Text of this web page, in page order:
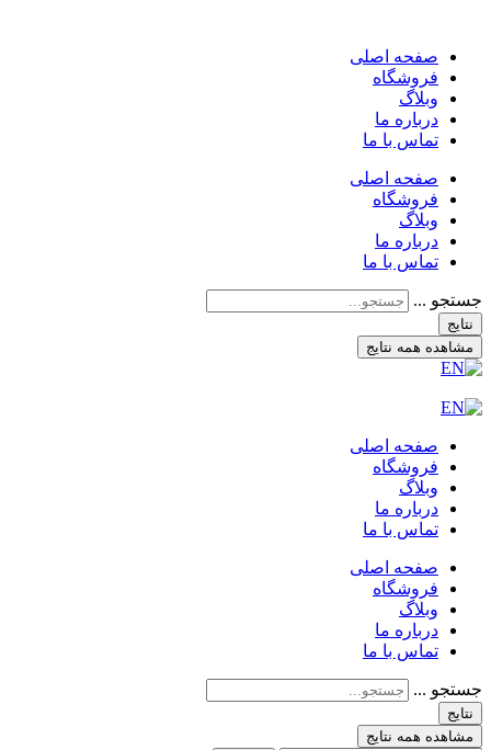
صفحه اصلی
فروشگاه
وبلاگ
درباره ما
تماس با ما
صفحه اصلی
فروشگاه
وبلاگ
درباره ما
تماس با ما
جستجو ...
نتایج
مشاهده همه نتایج
صفحه اصلی
فروشگاه
وبلاگ
درباره ما
تماس با ما
صفحه اصلی
فروشگاه
وبلاگ
درباره ما
تماس با ما
جستجو ...
نتایج
مشاهده همه نتایج